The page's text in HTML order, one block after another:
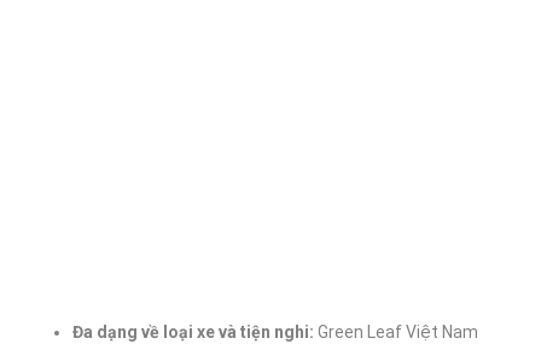
Đa dạng về loại xe và tiện nghi: Green Leaf Việt Nam